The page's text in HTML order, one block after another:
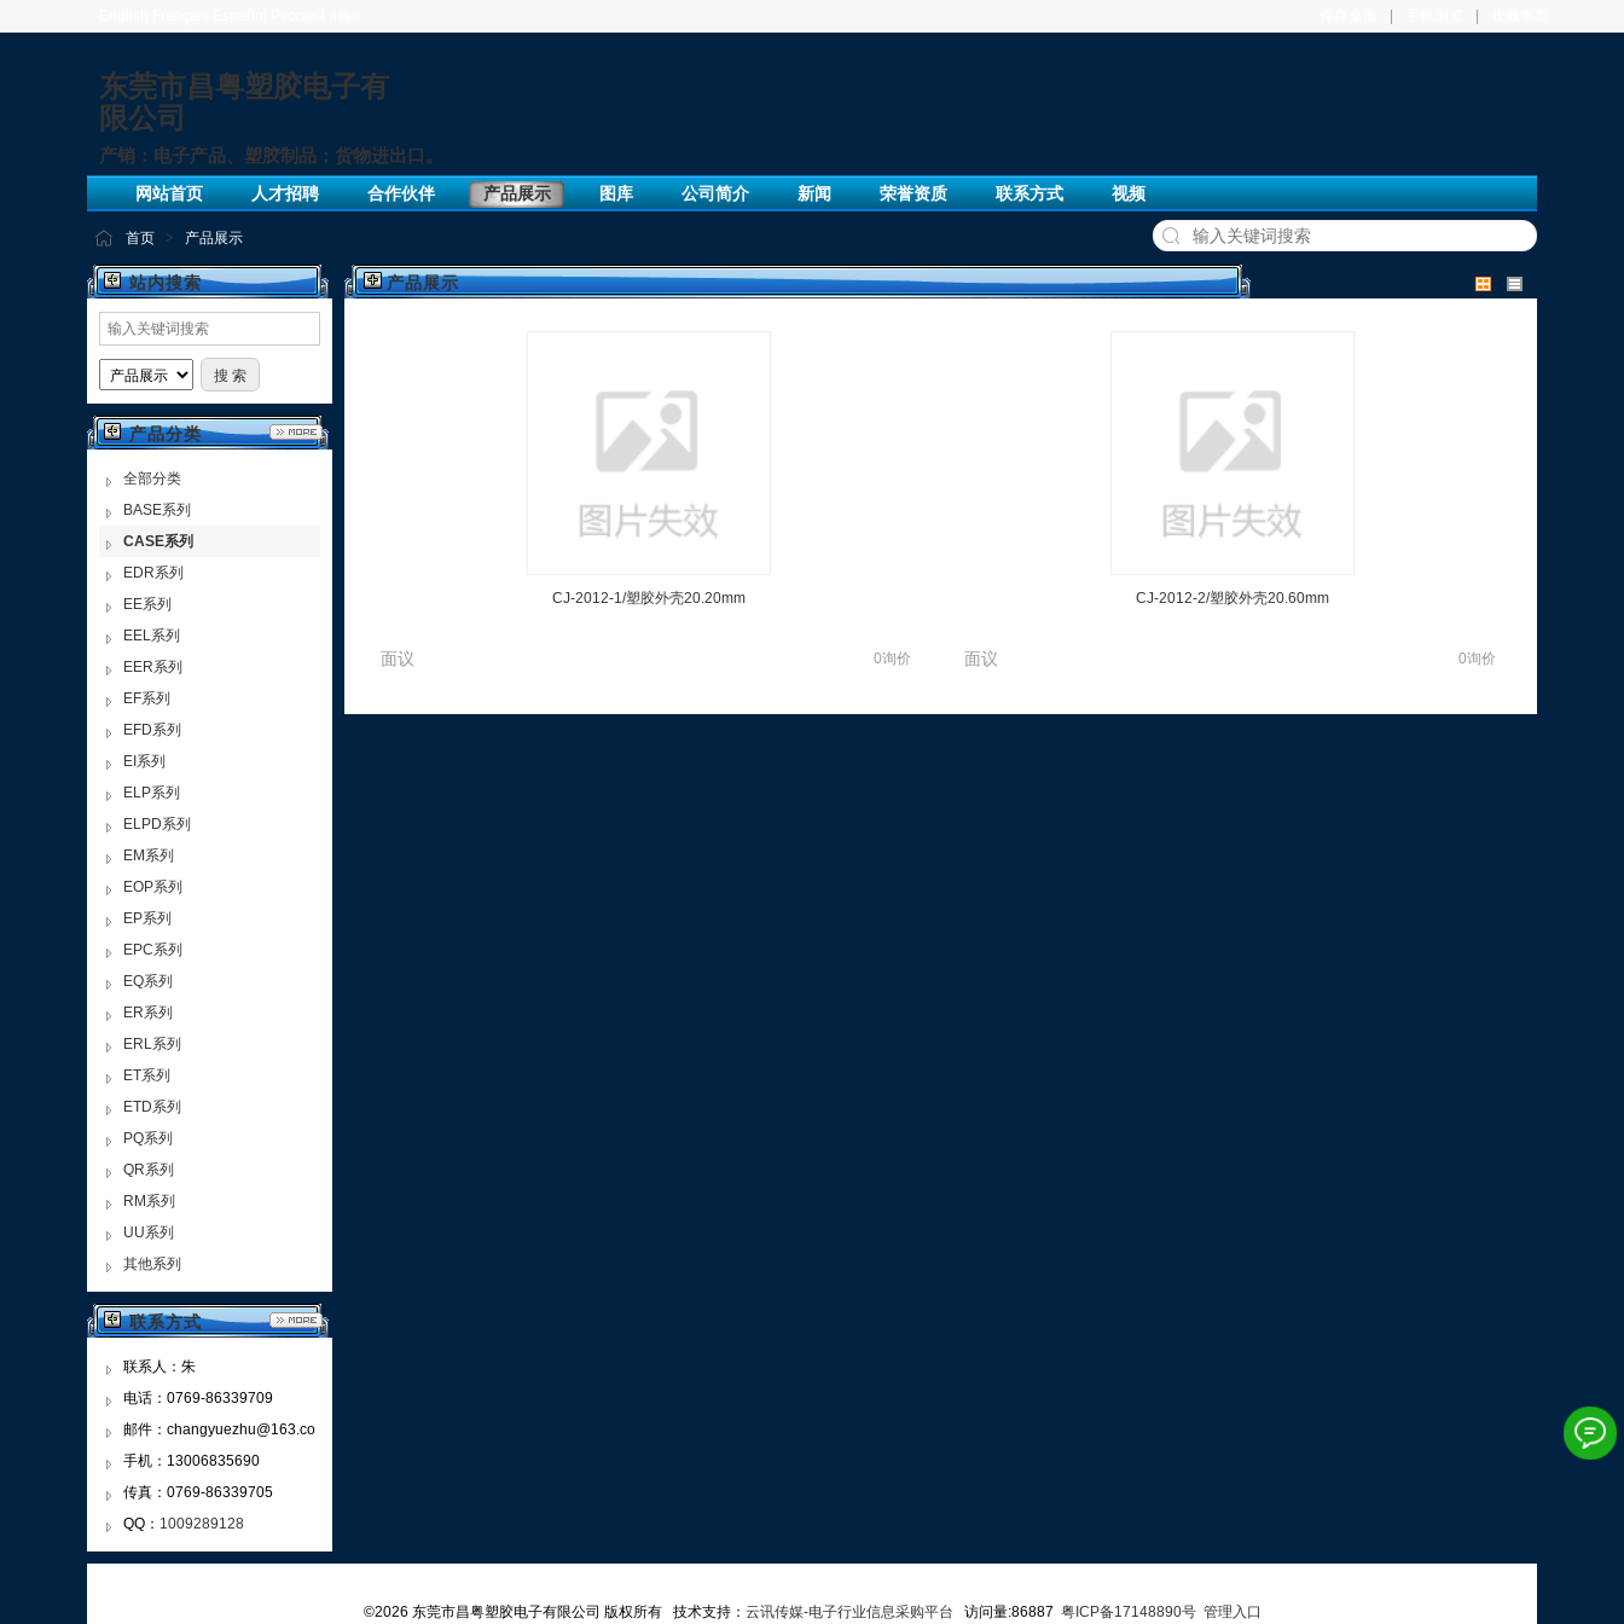
东莞市昌粤塑胶电子有
限公司
产销：电子产品、塑胶制品；货物进出口。
网站首页 人才招聘 合作伙伴 产品展示 图库 公司简介 新闻 荣誉资质 联系方式 视频
首页 > 产品展示
站内搜索
产品分类
全部分类
BASE系列
CASE系列
EDR系列
EE系列
EEL系列
EER系列
EF系列
EFD系列
EI系列
ELP系列
ELPD系列
EM系列
EOP系列
EP系列
EPC系列
EQ系列
ER系列
ERL系列
ET系列
ETD系列
PQ系列
QR系列
RM系列
UU系列
其他系列
联系方式
联系人：朱
电话：0769-86339709
邮件：changyuezhu@163.co
m
手机：13006835690
传真：0769-86339705
QQ： 1009289128
产品展示
CJ-2012-1/塑胶外壳20.20mm
面议 0询价
CJ-2012-2/塑胶外壳20.60mm
面议 0询价
©2026 东莞市昌粤塑胶电子有限公司 版权所有 技术支持： 云讯传媒-电子行业信息采购平台 访问量:86887 粤ICP备17148890号 管理入口